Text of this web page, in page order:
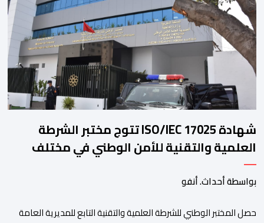
العمل الداخلي. ​وشهد اللقاء تجديد الثقة المتبادلة بين القيادة التنفيذية
للاتحاد، حيث أكد المجتمعون دعمهم الكامل للرئيس إنفانتينو باعتباره
المسؤول الوحيد المباشر والمنتخب من قِبل 211 اتحادا […]
شهادة ISO/IEC 17025 تتوج مختبر الشرطة
العلمية والتقنية للأمن الوطني في مختلف
الخبرات الجنائية
بواسطة أحداث. أنفو
حصل المختبر الوطني للشرطة العلمية والتقنية التابع للمديرية العامة